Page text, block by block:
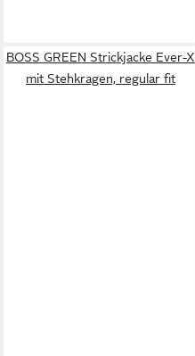
BOSS GREEN Strickjacke Ever-X
mit Stehkragen, regular fit